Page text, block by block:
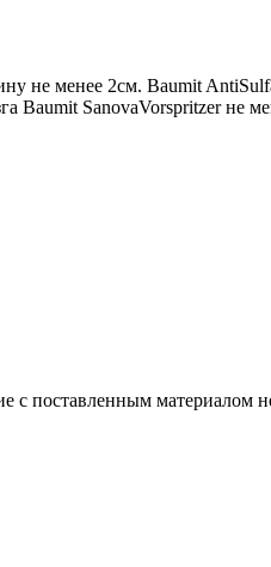
не менее 2см. Baumit
Baumit SanovaVorspritzer не
с поставленным материалом